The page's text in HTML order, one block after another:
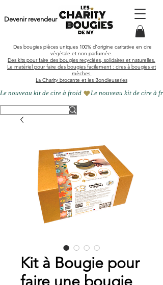
Des bougies pièces uniques 100% d'origine caritative en cire
végétale et non parfumée.
Des kits pour faire des bougies recyclées, solidaires et naturelles.
Le matériel pour faire des bougies facilement : cires à bougies et
mèches
La Charity brocante et les Bondieuseries
Devenir revendeur
Le nouveau kit de cire à froid
Kit à Bougie pour